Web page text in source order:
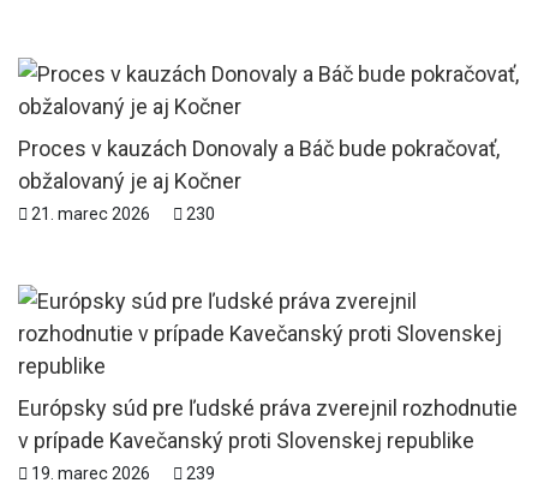
Proces v kauzách Donovaly a Báč bude pokračovať,
obžalovaný je aj Kočner
21. marec 2026 230
Európsky súd pre ľudské práva zverejnil rozhodnutie
v prípade Kavečanský proti Slovenskej republike
19. marec 2026 239